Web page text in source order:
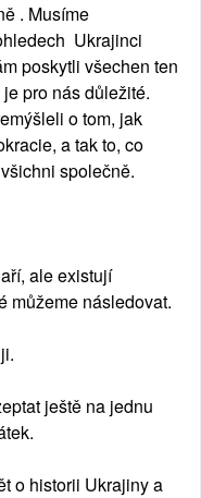
. Musíme
Ukrajinci
poskytli všechen ten
pro nás důležité.
o tom, jak
a tak to, co
společně.
ale existují
můžeme následovat.
ještě na jednu
o historii Ukrajiny a